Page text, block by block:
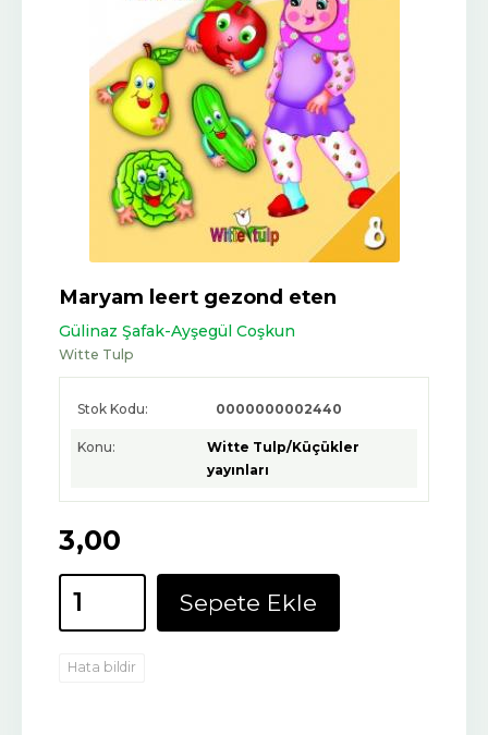
Maryam leert gezond eten
Gülinaz Şafak-Ayşegül Coşkun
Witte Tulp
Stok Kodu: 0000000002440
Konu:
Witte Tulp/Küçükler
yayınları
3,00
Sepete Ekle
Hata bildir